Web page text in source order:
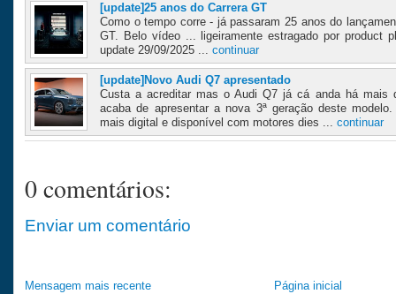
[update]25 anos do Carrera GT
Como o tempo corre - já passaram 25 anos do
GT. Belo vídeo ... ligeiramente estragado por product
update 29/09/2025 ... continuar
[update]Novo Audi Q7 apresentado
Custa a acreditar mas o Audi Q7 já cá anda há mais
acaba de apresentar a nova 3ª geração deste
mais digital e disponível com motores dies ... continuar
0 comentários:
Enviar um comentário
Mensagem mais recente Página inicial